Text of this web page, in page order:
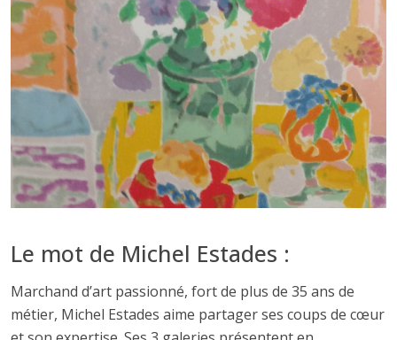
Le mot de Michel Estades :
Marchand d’art passionné, fort de plus de 35 ans de
métier, Michel Estades aime partager ses coups de cœur